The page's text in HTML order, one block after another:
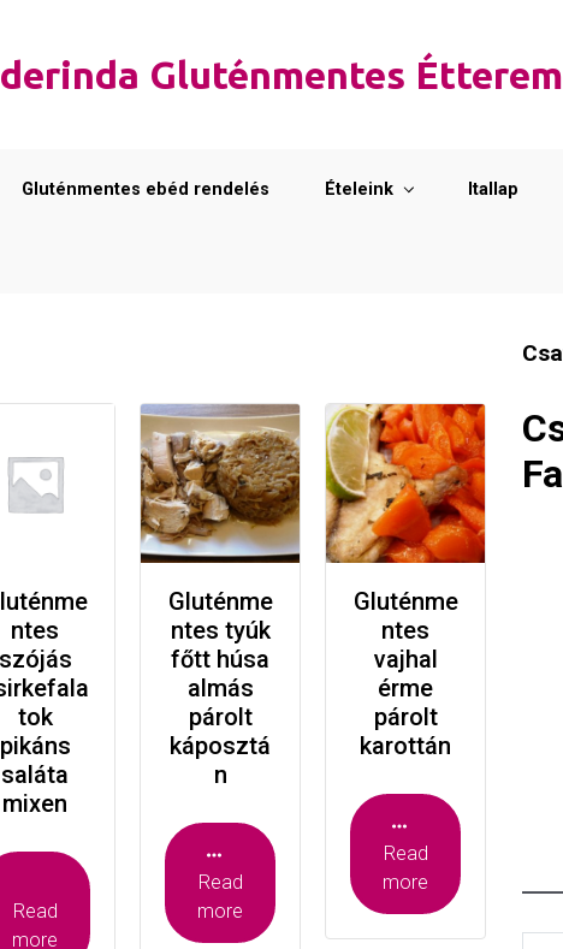
Gluténmentes Étterem
Gluténmentes ebéd rendelés Ételeink Itallap
ntes
szójás
tok
pikáns
saláta
mixen
Read
more
Gluténme
ntes tyúk
főtt húsa
almás
párolt
káposztá
n
Read
more
Gluténme
ntes
vajhal
érme
párolt
karottán
Read
more